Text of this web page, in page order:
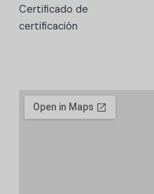
Certificado de
certificación